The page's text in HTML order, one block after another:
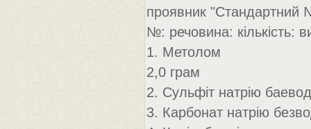
проявник "Стандартний
№: речовина: кількість:
1. Метолом
2,0 грам
2. Сульфіт натрію
3. Карбонат натрію